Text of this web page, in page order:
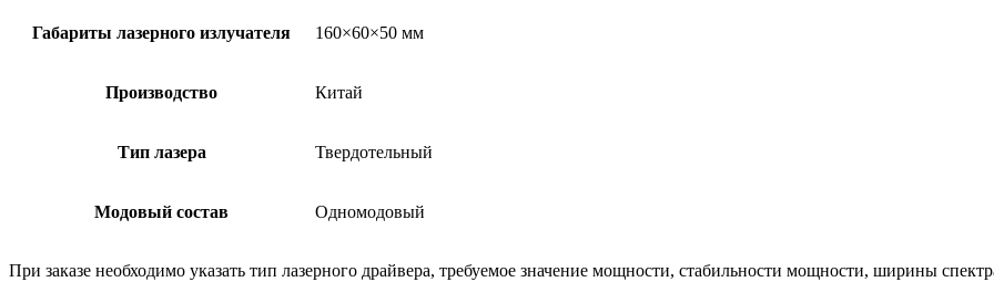
Габариты лазерного излучателя 160×60×50 мм
Производство Китай
Тип лазера Твердотельный
Модовый состав Одномодовый
При заказе необходимо указать тип лазерного драйвера, требуемое значение мощности, стабильности мощности, ширины